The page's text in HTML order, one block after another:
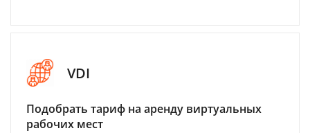
VDI
Подобрать тариф на аренду виртуальных
рабочих мест